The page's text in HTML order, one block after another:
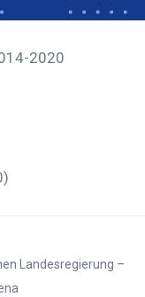
2020
Landesregierung –